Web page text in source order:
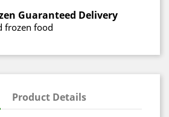
Guaranteed Delivery
frozen food
Product Details